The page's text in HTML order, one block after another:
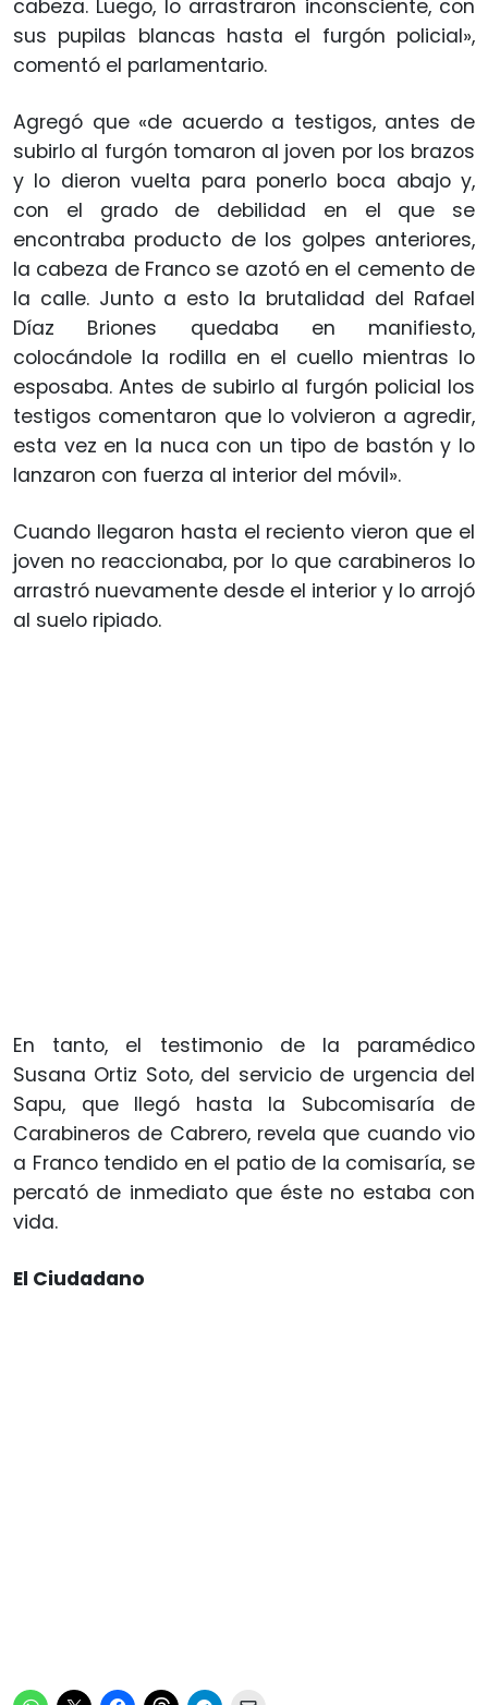
cabeza. Luego, lo arrastraron inconsciente, con
sus pupilas blancas hasta el furgón policial»,
comentó el parlamentario.
Agregó que «de acuerdo a testigos, antes de
subirlo al furgón tomaron al joven por los brazos
y lo dieron vuelta para ponerlo boca abajo y,
con el grado de debilidad en el que se
encontraba producto de los golpes anteriores,
la cabeza de Franco se azotó en el cemento de
la calle. Junto a esto la brutalidad del Rafael
Díaz Briones quedaba en manifiesto,
colocándole la rodilla en el cuello mientras lo
esposaba. Antes de subirlo al furgón policial los
testigos comentaron que lo volvieron a agredir,
esta vez en la nuca con un tipo de bastón y lo
lanzaron con fuerza al interior del móvil».
Cuando llegaron hasta el reciento vieron que el
joven no reaccionaba, por lo que carabineros lo
arrastró nuevamente desde el interior y lo arrojó
al suelo ripiado.
En tanto, el testimonio de la paramédico
Susana Ortiz Soto, del servicio de urgencia del
Sapu, que llegó hasta la Subcomisaría de
Carabineros de Cabrero, revela que cuando vio
a Franco tendido en el patio de la comisaría, se
percató de inmediato que éste no estaba con
vida.
El Ciudadano